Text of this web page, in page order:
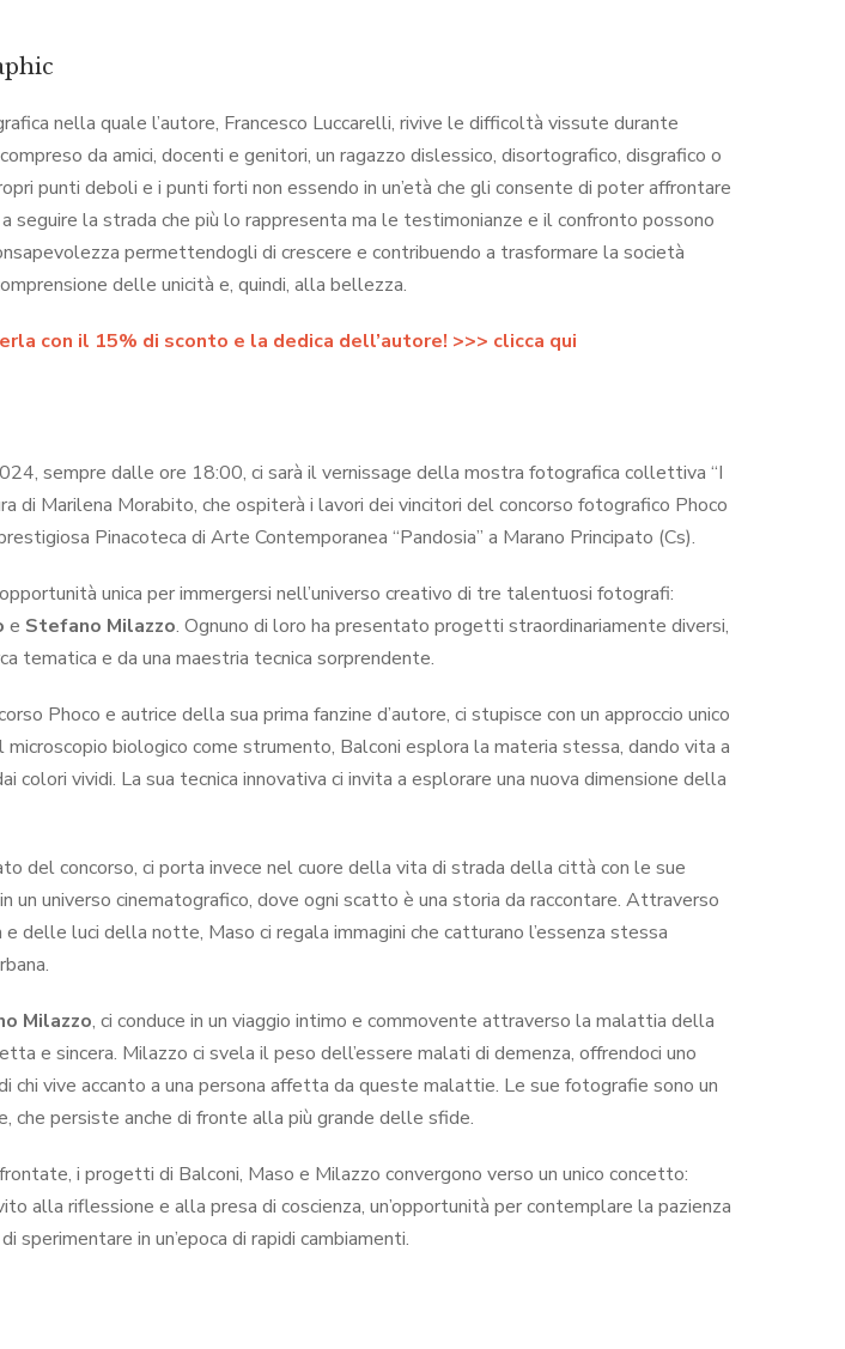
nella quale l’autore, Francesco Luccarelli, rivive le difficoltà vissute durante
da amici, docenti e genitori, un ragazzo dislessico, disortografico, disgrafico o
punti deboli e i punti forti non essendo in un’età che gli consente di poter affrontare
la strada che più lo rappresenta ma le testimonianze e il confronto possono
permettendogli di crescere e contribuendo a trasformare la società
delle unicità e, quindi, alla bellezza.
con il 15% di sconto e la dedica dell’autore! >>> clicca qui
sempre dalle ore 18:00, ci sarà il vernissage della mostra fotografica collettiva “I
di Marilena Morabito, che ospiterà i lavori dei vincitori del concorso fotografico Phoco
Pinacoteca di Arte Contemporanea “Pandosia” a Marano Principato (Cs).
unica per immergersi nell’universo creativo di tre talentuosi fotografi:
e Stefano Milazzo. Ognuno di loro ha presentato progetti straordinariamente diversi,
tematica e da una maestria tecnica sorprendente.
Phoco e autrice della sua prima fanzine d’autore, ci stupisce con un approccio unico
biologico come strumento, Balconi esplora la materia stessa, dando vita a
vividi. La sua tecnica innovativa ci invita a esplorare una nuova dimensione della
del concorso, ci porta invece nel cuore della vita di strada della città con le sue
un universo cinematografico, dove ogni scatto è una storia da raccontare. Attraverso
delle luci della notte, Maso ci regala immagini che catturano l’essenza stessa
Milazzo, ci conduce in un viaggio intimo e commovente attraverso la malattia della
e sincera. Milazzo ci svela il peso dell’essere malati di demenza, offrendoci uno
chi vive accanto a una persona affetta da queste malattie. Le sue fotografie sono un
che persiste anche di fronte alla più grande delle sfide.
i progetti di Balconi, Maso e Milazzo convergono verso un unico concetto:
alla riflessione e alla presa di coscienza, un’opportunità per contemplare la pazienza
sperimentare in un’epoca di rapidi cambiamenti.